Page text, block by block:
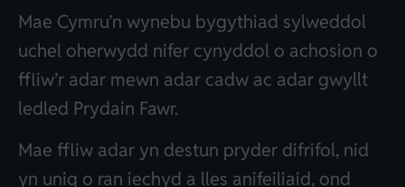
Mae Cymru’n wynebu bygythiad sylweddol
uchel oherwydd nifer cynyddol o achosion o
ffliw’r adar mewn adar cadw ac adar gwyllt
ledled Prydain Fawr.
Mae ffliw adar yn destun pryder difrifol, nid
yn unig o ran iechyd a lles anifeiliaid, ond